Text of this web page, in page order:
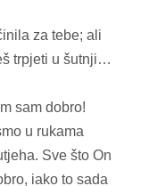
za tebe; ali
trpjeti u šutnji…
sam dobro!
u rukama
Sve što On
iako to sada